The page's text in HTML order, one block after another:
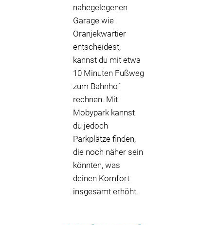
nahegelegenen
Garage wie
Oranjekwartier
entscheidest,
kannst du mit etwa
10 Minuten Fußweg
zum Bahnhof
rechnen. Mit
Mobypark kannst
du jedoch
Parkplätze finden,
die noch näher sein
könnten, was
deinen Komfort
insgesamt erhöht.